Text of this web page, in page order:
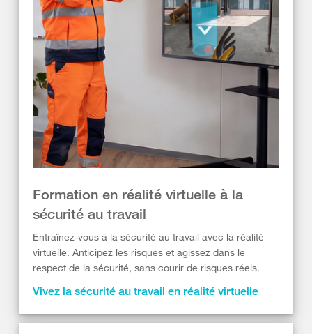
Formation en réalité virtuelle à la
sécurité au travail
Entraînez-vous à la sécurité au travail avec la réalité
virtuelle. Anticipez les risques et agissez dans le
respect de la sécurité, sans courir de risques réels.
Vivez la sécurité au travail en réalité virtuelle